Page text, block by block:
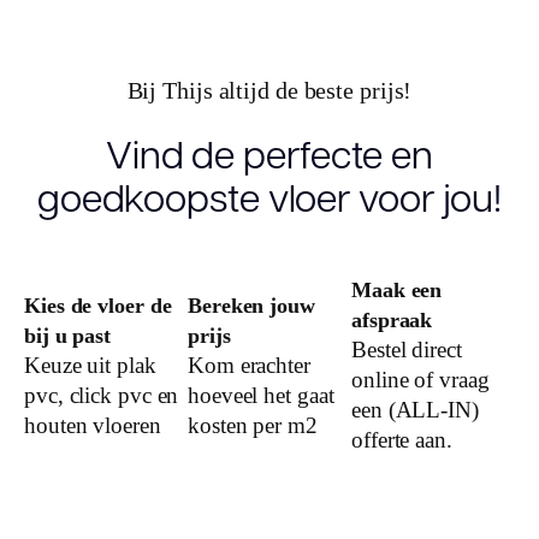
Aantal per
Dikte toplaag
(mm)
0.55
(mm)
Montage Plak PVC
Garantie
Bij Thijs altijd de beste prijs!
Vind de perfecte en
goedkoopste vloer voor jou!
Kies de vloer de
bij u past
Keuze uit plak
pvc, click pvc en
houten vloeren
Bereken jouw
prijs
Kom erachter
hoeveel het gaat
kosten per m2
Maak een
afspraak
Bestel direct
online of vraag
een (ALL-IN)
offerte aan.